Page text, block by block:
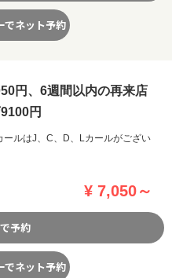
でネット予約
円、6週間以内の再来店
円
ルはJ、C、D、Lカールがござい
¥ 7,050～
予約
でネット予約